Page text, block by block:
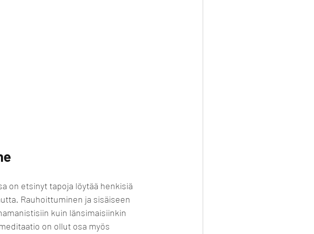
on etsinyt tapoja löytää henkisiä
Rauhoittuminen ja sisäiseen
kuin länsimaisiinkin
on ollut osa myös